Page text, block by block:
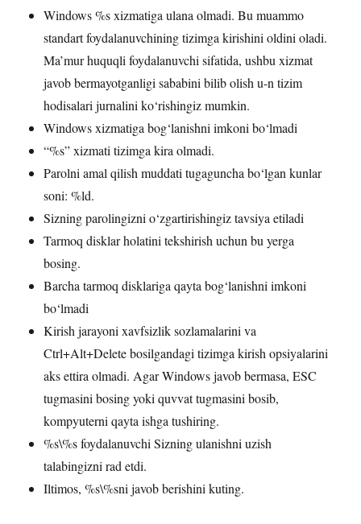
Windows %s xizmatiga ulana olmadi. Bu muammo
standart foydalanuvchining tizimga kirishini oldini oladi.
Ma’mur huquqli foydalanuvchi sifatida, ushbu xizmat
javob bermayotganligi sababini bilib olish u-n tizim
hodisalari jurnalini ko‘rishingiz mumkin.
Windows xizmatiga bog‘lanishni imkoni bo‘lmadi
“%s” xizmati tizimga kira olmadi.
Parolni amal qilish muddati tugaguncha bo‘lgan kunlar
soni: %ld.
Sizning parolingizni o‘zgartirishingiz tavsiya etiladi
Tarmoq disklar holatini tekshirish uchun bu yerga
bosing.
Barcha tarmoq disklariga qayta bog‘lanishni imkoni
bo‘lmadi
Kirish jarayoni xavfsizlik sozlamalarini va
Ctrl+Alt+Delete bosilgandagi tizimga kirish opsiyalarini
aks ettira olmadi. Agar Windows javob bermasa, ESC
tugmasini bosing yoki quvvat tugmasini bosib,
kompyuterni qayta ishga tushiring.
%s\%s foydalanuvchi Sizning ulanishni uzish
talabingizni rad etdi.
Iltimos, %s\%sni javob berishini kuting.